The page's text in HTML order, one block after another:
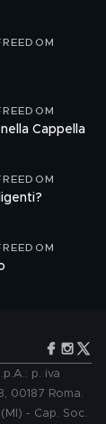
Cappella
p. iva
00187 Roma.
- Cap. Soc.